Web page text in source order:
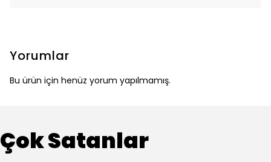
Yorumlar
Bu ürün için henüz yorum yapılmamış.
Çok Satanlar